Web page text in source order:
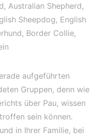
Australian Shepherd,
Sheepdog, English
Border Collie,
aufgeführten
Gruppen, denn wie
über Pau, wissen
sein können.
in Ihrer Familie, bei